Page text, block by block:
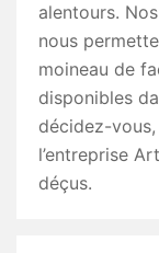
alentours.
nous
moineau de
disponibles
décidez-
l’entreprise
déçus.